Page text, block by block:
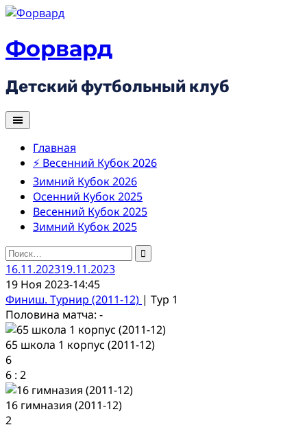
Skip
content
Форвард
Детский футбольный клуб
Главная
⚡ Весенний Кубок 2026
Зимний Кубок 2026
Осенний Кубок 2025
Весенний Кубок 2025
Зимний Кубок 2025
Найти:
16.11.202319.11.2023
19 Ноя 2023-14:45
Финиш. Турнир (2011-12) | Тур 1
Половина матча: -
65 школа 1 корпус (2011-12)
6
6 : 2
16 гимназия (2011-12)
2